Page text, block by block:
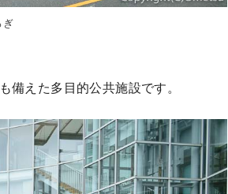
ぎ
えた多目的公共施設です。